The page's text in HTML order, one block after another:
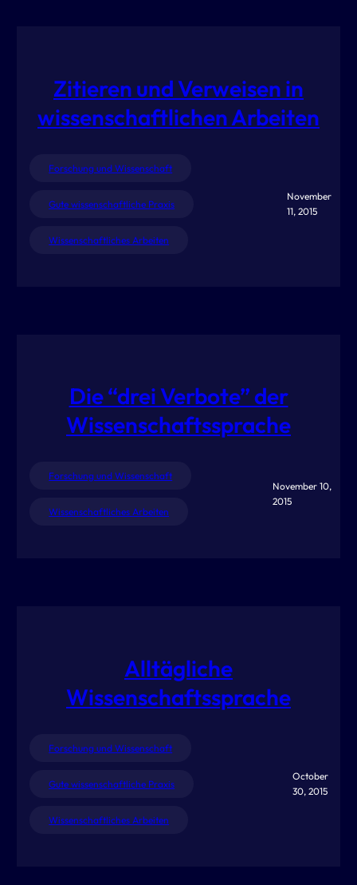
Zitieren und Verweisen in
wissenschaftlichen Arbeiten
Forschung und Wissenschaft
Gute wissenschaftliche Praxis
Wissenschaftliches Arbeiten
November
11, 2015
Die “drei Verbote” der
Wissenschaftssprache
Forschung und Wissenschaft
Wissenschaftliches Arbeiten
November 10,
2015
Alltägliche
Wissenschaftssprache
Forschung und Wissenschaft
Gute wissenschaftliche Praxis
Wissenschaftliches Arbeiten
October
30, 2015